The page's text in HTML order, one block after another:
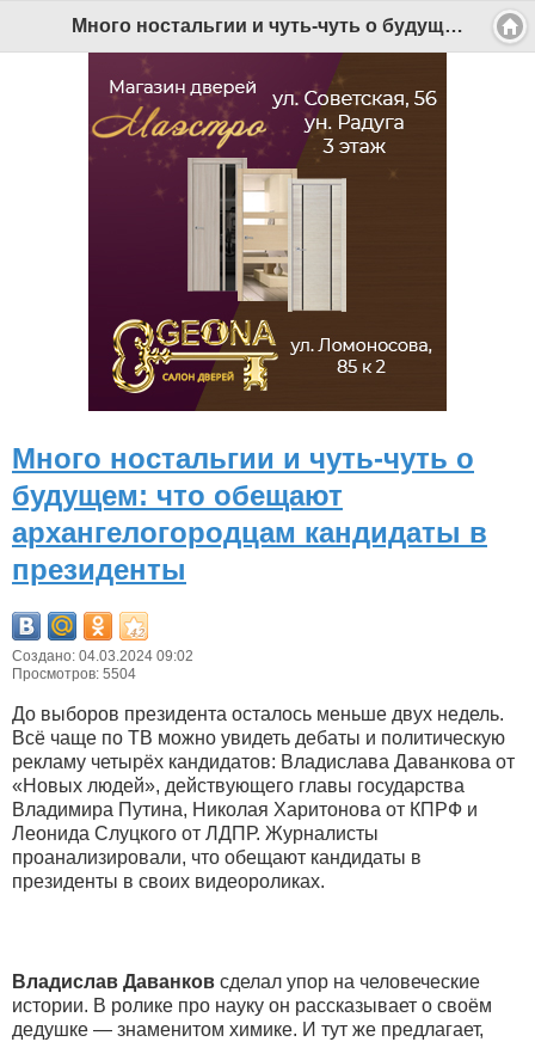
Много ностальгии и чуть-чуть о будущем: что обещают архангелогородцам кандидаты в президенты - Беломорканал Северодвинск tv29.ru
Много ностальгии и чуть-чуть о
будущем: что обещают
архангелогородцам кандидаты в
президенты
Создано: 04.03.2024 09:02
Просмотров: 5504
До выборов президента осталось меньше двух недель.
Всё чаще по ТВ можно увидеть дебаты и политическую
рекламу четырёх кандидатов: Владислава Даванкова от
«Новых людей», действующего главы государства
Владимира Путина, Николая Харитонова от КПРФ и
Леонида Слуцкого от ЛДПР. Журналисты
проанализировали, что обещают кандидаты в
президенты в своих видеороликах.
Владислав Даванков сделал упор на человеческие
истории. В ролике про науку он рассказывает о своём
дедушке — знаменитом химике. И тут же предлагает,